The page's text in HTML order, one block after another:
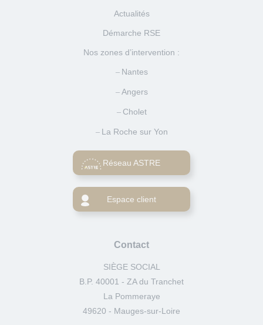
Actualités
Démarche RSE
Nos zones d’intervention :
Nantes
Angers
Cholet
La Roche sur Yon
Réseau ASTRE
Espace client
Contact
SIÈGE SOCIAL
B.P. 40001 - ZA du Tranchet
La Pommeraye
49620 - Mauges-sur-Loire